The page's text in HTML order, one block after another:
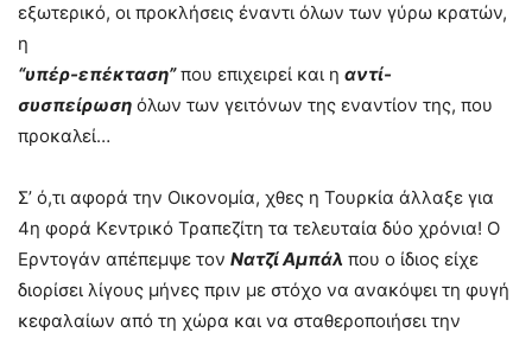
εξωτερικό, οι προκλήσεις έναντι όλων των γύρω κρατών,
η
“υπέρ-επέκταση”που επιχειρεί και η αντί-
συσπείρωση όλων των γειτόνων της εναντίον της, που
προκαλεί…
Σ’ ό,τι αφορά την Οικονομία, χθες η Τουρκία άλλαξε για
4η φορά Κεντρικό Τραπεζίτη τα τελευταία δύο χρόνια! Ο
Ερντογάν απέπεμψε τον Νατζί Αμπάλ που ο ίδιος είχε
διορίσει λίγους μήνες πριν με στόχο να ανακόψει τη φυγή
κεφαλαίων από τη χώρα και να σταθεροποιήσει την